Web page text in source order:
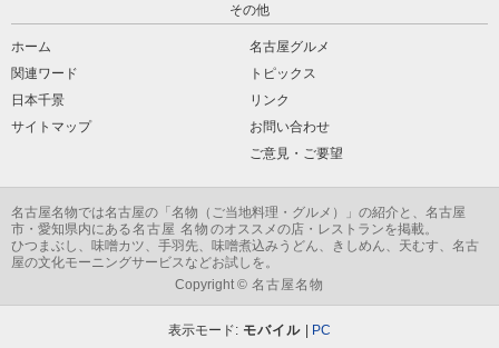
その他
ホーム
名古屋グルメ
関連ワード
トピックス
日本千景
リンク
サイトマップ
お問い合わせ
ご意見・ご要望
名古屋名物では名古屋の「 名物 （ご当地料理・グルメ）」の紹介と、名古屋
市・愛知県内にある名古屋 名物 のオススメの店・レストランを掲載。
ひつまぶし、味噌カツ、手羽先、味噌煮込みうどん、きしめん、天むす、名古
屋の文化モーニングサービスなどお試しを。
Copyright © 名古屋名物
表示モード: モバイル PC